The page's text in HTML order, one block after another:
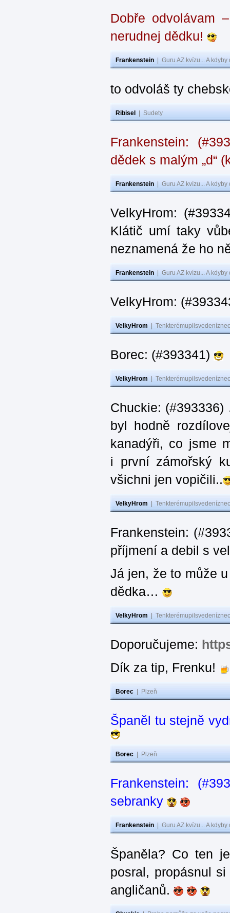
Dobře odvolávam
nerudnej dědku!
Frankenstein Guru AZ kvízu... A
to odvoláš ty
Ribisel Sudety
Frankenstein:
dědek s malým „d“
Frankenstein Guru AZ kvízu... A
VelkyHrom:
Klátič umí taky
neznamená že ho
Frankenstein Guru AZ kvízu... A
VelkyHrom:
VelkyHrom
Borec: (#393341)
VelkyHrom
Chuckie:
byl hodně
kanadýři, co jsme
i první zámořský
všichni jen vopičili..
VelkyHrom
Frankenstein:
příjmení a debil s
Já jen, že to může
dědka…
VelkyHrom
Doporučujeme:
Dík za tip, Frenku!
Borec Plzeň
Španěl tu stejně
Borec Plzeň
Frankenstein:
sebranky
Frankenstein Guru AZ kvízu... A
Španěla? Co ten
posral, propásnul
angličanů.